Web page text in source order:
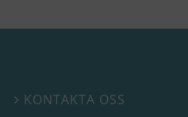
 KONTAKTA OSS